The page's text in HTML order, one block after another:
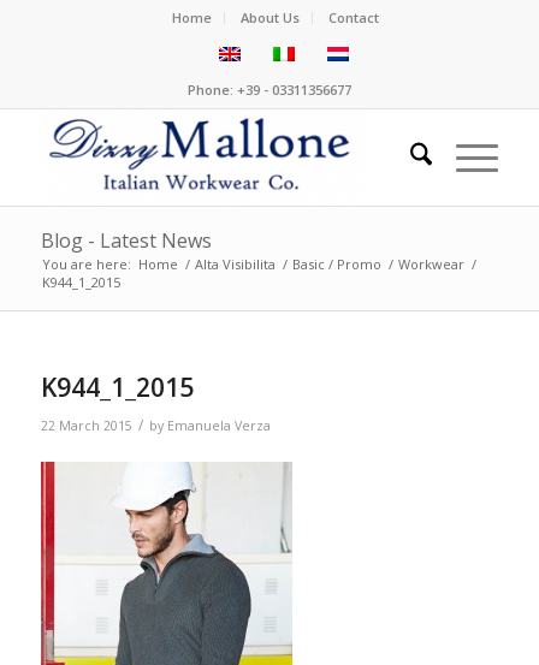
Home About Us Contact
Phone: +39 - 03311356677
Blog - Latest News
You are here: Home / Alta Visibilita / Basic / Promo / Workwear /
K944_1_2015
K944_1_2015
22 March 2015 / by Emanuela Verza